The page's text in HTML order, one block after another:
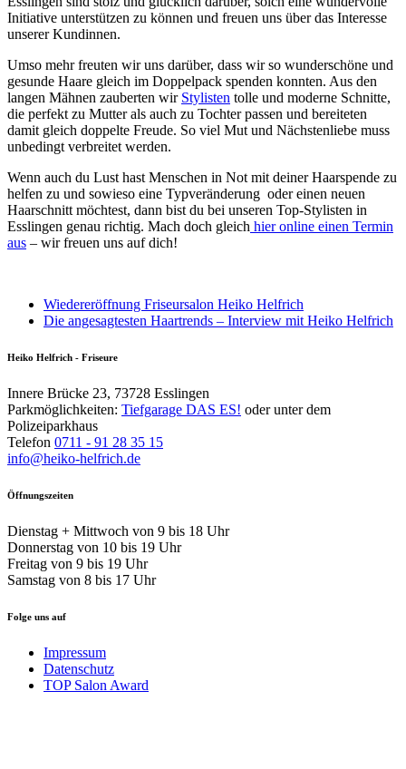
Initiative unterstützen zu können und freuen uns über das Interesse
unserer Kundinnen.
Umso mehr freuten wir uns darüber, dass wir so wunderschöne und
gesunde Haare gleich im Doppelpack spenden konnten. Aus den
langen Mähnen zauberten wir Stylisten tolle und moderne Schnitte,
die perfekt zu Mutter als auch zu Tochter passen und bereiteten
damit gleich doppelte Freude. So viel Mut und Nächstenliebe muss
unbedingt verbreitet werden.
Wenn auch du Lust hast Menschen in Not mit deiner Haarspende zu
helfen zu und sowieso eine Typveränderung oder einen neuen
Haarschnitt möchtest, dann bist du bei unseren Top-Stylisten in
Esslingen genau richtig. Mach doch gleich hier online einen Termin
aus – wir freuen uns auf dich!
Wiedereröffnung Friseursalon Heiko Helfrich
Die angesagtesten Haartrends – Interview mit Heiko Helfrich
Heiko Helfrich - Friseure
Innere Brücke 23, 73728 Esslingen
Parkmöglichkeiten: Tiefgarage DAS ES! oder unter dem
Polizeiparkhaus
Telefon 0711 - 91 28 35 15
info@heiko-helfrich.de
Öffnungszeiten
Dienstag + Mittwoch von 9 bis 18 Uhr
Donnerstag von 10 bis 19 Uhr
Freitag von 9 bis 19 Uhr
Samstag von 8 bis 17 Uhr
Folge uns auf
Impressum
Datenschutz
TOP Salon Award